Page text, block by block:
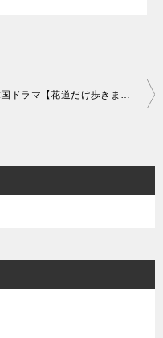
韓国ドラマ【花道だけ歩きましょう】あらすじ22話～24話と感想-本格的な三角関数の始まり！